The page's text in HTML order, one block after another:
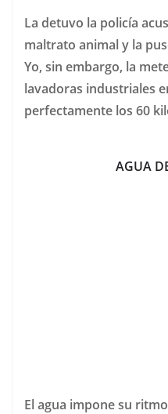
La detuvo la policía
maltrato animal y la
Yo, sin embargo, la
lavadoras industriales
perfectamente los 60
AGUA
El agua impone su